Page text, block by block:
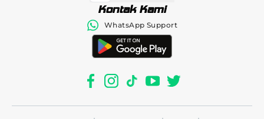
Kontak Kami
WhatsApp Support